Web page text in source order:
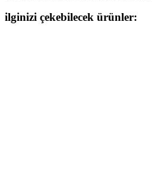
ilginizi çekebilecek ürünler: